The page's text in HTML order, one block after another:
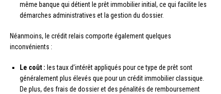
même banque qui détient le prêt immobilier initial, ce qui facilite les
démarches administratives et la gestion du dossier.
Néanmoins, le crédit relais comporte également quelques
inconvénients :
Le coût : les taux d’intérêt appliqués pour ce type de prêt sont
généralement plus élevés que pour un crédit immobilier classique.
De plus, des frais de dossier et des pénalités de remboursement